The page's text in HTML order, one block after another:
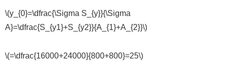
\(y_{0}=\dfrac{\Sigma S_{y}}{\Sigma
A}=\dfrac{S_{y1}+S_{y2}}{A_{1}+A_{2}}\)
\(=\dfrac{16000+24000}{800+800}=25\)